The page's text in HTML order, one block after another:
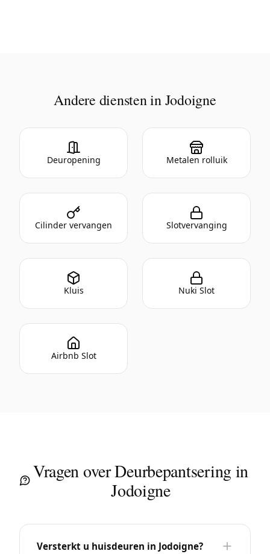
Andere diensten in Jodoigne
Deuropening Metalen rolluik
Cilinder vervangen Slotvervanging
Kluis Nuki Slot
Airbnb Slot
Vragen over Deurbepantsering in
Jodoigne
Versterkt u huisdeuren in Jodoigne?